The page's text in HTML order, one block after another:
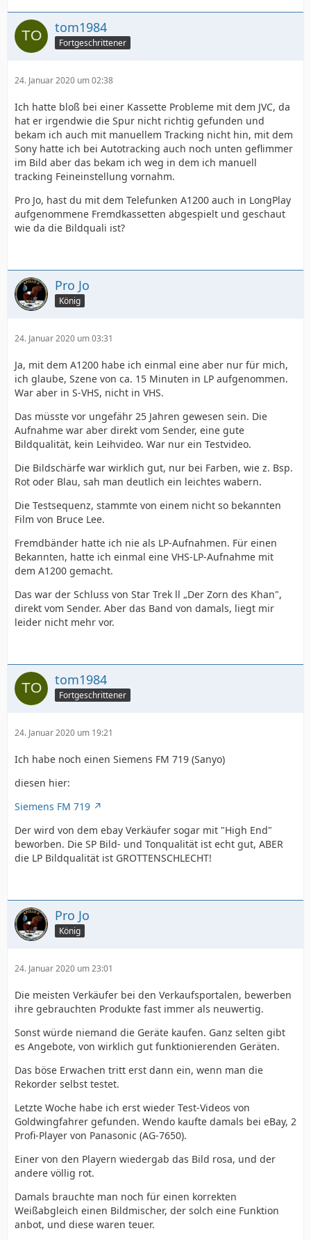
tom1984
Fortgeschrittener
24. Januar 2020 um 02:38
Ich hatte bloß bei einer Kassette Probleme mit dem JVC, da
hat er irgendwie die Spur nicht richtig gefunden und
bekam ich auch mit manuellem Tracking nicht hin, mit dem
Sony hatte ich bei Autotracking auch noch unten geflimmer
im Bild aber das bekam ich weg in dem ich manuell
tracking Feineinstellung vornahm.
Pro Jo, hast du mit dem Telefunken A1200 auch in LongPlay
aufgenommene Fremdkassetten abgespielt und geschaut
wie da die Bildquali ist?
Pro Jo
König
24. Januar 2020 um 03:31
Ja, mit dem A1200 habe ich einmal eine aber nur für mich,
ich glaube, Szene von ca. 15 Minuten in LP aufgenommen.
War aber in S-VHS, nicht in VHS.
Das müsste vor ungefähr 25 Jahren gewesen sein. Die
Aufnahme war aber direkt vom Sender, eine gute
Bildqualität, kein Leihvideo. War nur ein Testvideo.
Die Bildschärfe war wirklich gut, nur bei Farben, wie z. Bsp.
Rot oder Blau, sah man deutlich ein leichtes wabern.
Die Testsequenz, stammte von einem nicht so bekannten
Film von Bruce Lee.
Fremdbänder hatte ich nie als LP-Aufnahmen. Für einen
Bekannten, hatte ich einmal eine VHS-LP-Aufnahme mit
dem A1200 gemacht.
Das war der Schluss von Star Trek ll „Der Zorn des Khan",
direkt vom Sender. Aber das Band von damals, liegt mir
leider nicht mehr vor.
tom1984
Fortgeschrittener
24. Januar 2020 um 19:21
Ich habe noch einen Siemens FM 719 (Sanyo)
diesen hier:
Siemens FM 719
Der wird von dem ebay Verkäufer sogar mit "High End"
beworben. Die SP Bild- und Tonqualität ist echt gut, ABER
die LP Bildqualität ist GROTTENSCHLECHT!
Pro Jo
König
24. Januar 2020 um 23:01
Die meisten Verkäufer bei den Verkaufsportalen, bewerben
ihre gebrauchten Produkte fast immer als neuwertig.
Sonst würde niemand die Geräte kaufen. Ganz selten gibt
es Angebote, von wirklich gut funktionierenden Geräten.
Das böse Erwachen tritt erst dann ein, wenn man die
Rekorder selbst testet.
Letzte Woche habe ich erst wieder Test-Videos von
Goldwingfahrer gefunden. Wendo kaufte damals bei eBay, 2
Profi-Player von Panasonic (AG-7650).
Einer von den Playern wiedergab das Bild rosa, und der
andere völlig rot.
Damals brauchte man noch für einen korrekten
Weißabgleich einen Bildmischer, der solch eine Funktion
anbot, und diese waren teuer.